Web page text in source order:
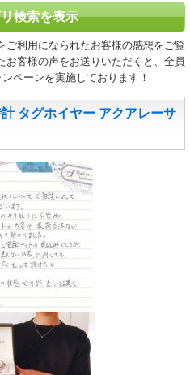
検索を表示
利用になられたお客様の感想をご覧
お客様の声をお送りいただくと、全員
ペーンを実施しております！
タグホイヤー アクアレーサ